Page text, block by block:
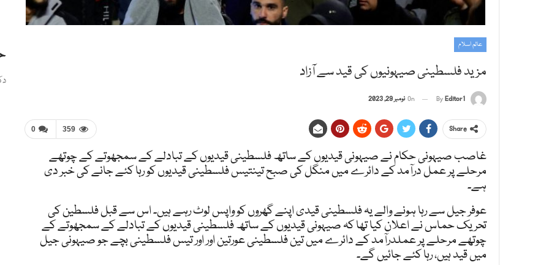
عالم اسلام
مزید فلسطینی صیہونیوں کی قید سے آزاد
ByEditor1
On نومبر 29, 2023
0 359 Share
غاصب صیہونی حکام نے صیہونی قیدیوں کے ساتھ فلسطینی قیدیوں کے تبادلے کے سمجھوتے کے چوتھے
مرحلے پر عمل درآمد کے دائرے میں منگل کی صبح تینتیس فلسطینی قیدیوں کو رہا کئے جانے کی خبر دی
ہے۔
عوفر جیل سے رہا ہونے والے یہ فلسطینی قیدی اپنے گھروں کو واپس لوٹ رہے ہیں۔ اس سے قبل فلسطین کی
تحریک حماس نے اعلان کیا تھا کہ صیہونی قیدیوں کے ساتھ فلسطینی قیدیوں کے تبادلے کے سمجھوتے کے
چوتھے مرحلے پر عملدرآمد کے دائرے میں تین فلسطینی عورتین اور اور تیس فلسطینی بچے جو صیہونی جیل
میں قید ہیں، رہا کئے جائیں گے۔